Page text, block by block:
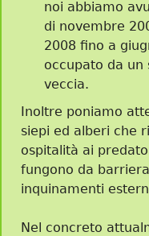
noi abbiamo
di novembre
2008 fino a
occupato da un
veccia.
Inoltre poniamo
siepi ed alberi che
ospitalità ai
fungono da
inquinamenti
Nel concreto